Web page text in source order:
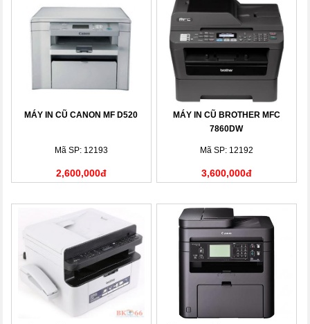
MÁY IN CŨ CANON MF D520
Mã SP: 12193
2,600,000đ
MÁY IN CŨ BROTHER MFC
7860DW
Mã SP: 12192
3,600,000đ